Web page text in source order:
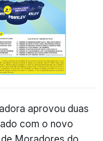
aprovou duas
com o novo